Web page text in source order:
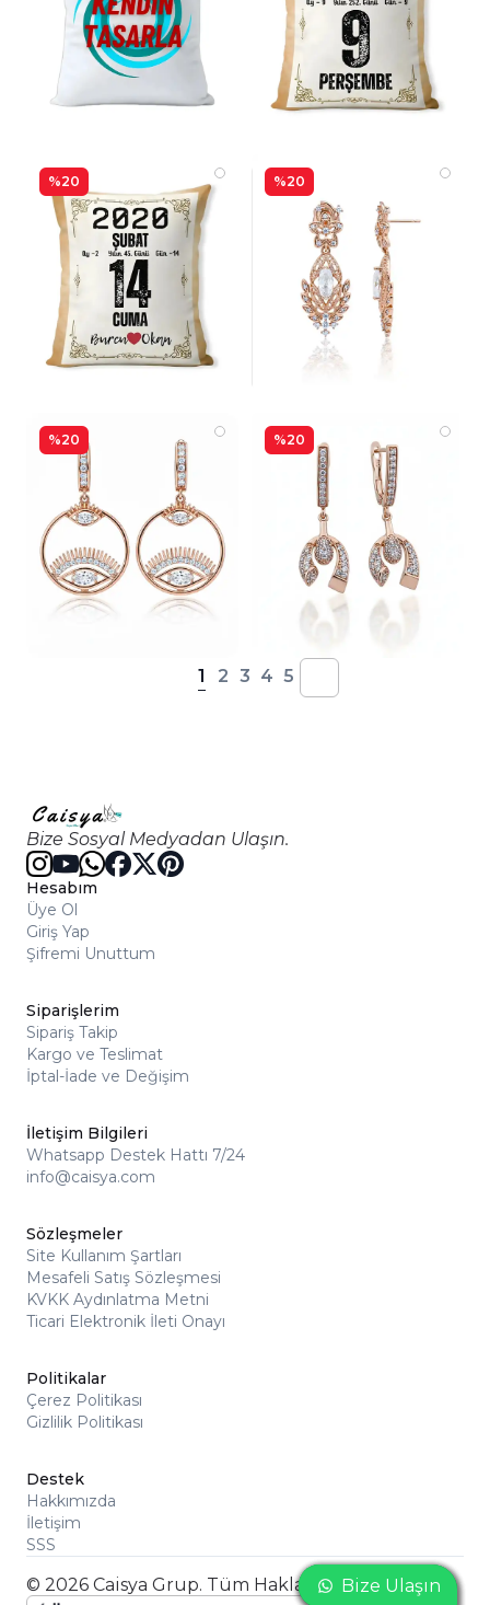
%20 %20
%20 %20
1 2 3 4 5
Bize Sosyal Medyadan Ulaşın.
Hesabım
Üye Ol
Giriş Yap
Şifremi Unuttum
Siparişlerim
Sipariş Takip
Kargo ve Teslimat
İptal-İade ve Değişim
İletişim Bilgileri
Whatsapp Destek Hattı 7/24
info@caisya.com
Sözleşmeler
Site Kullanım Şartları
Mesafeli Satış Sözleşmesi
KVKK Aydınlatma Metni
Ticari Elektronik İleti Onayı
Politikalar
Çerez Politikası
Gizlilik Politikası
Destek
Hakkımızda
İletişim
SSS
© 2026 Caisya Grup. Tüm Hakları SaklıdırBize Ulaşın
Bize Ulaşın
Bize Ulaşın